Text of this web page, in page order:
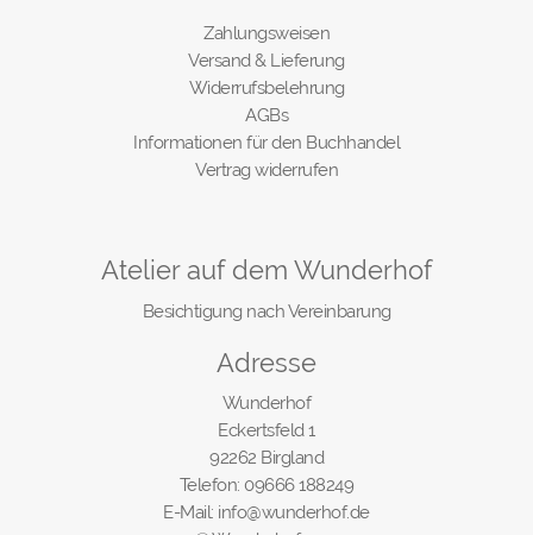
Zahlungsweisen
Versand & Lieferung
Widerrufsbelehrung
AGBs
Informationen für den Buchhandel
Vertrag widerrufen
Atelier auf dem Wunderhof
Besichtigung nach Vereinbarung
Adresse
Wunderhof
Eckertsfeld 1
92262 Birgland
Telefon: 09666 188249
E-Mail: info@wunderhof.de